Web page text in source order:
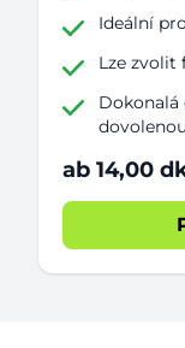
Ideální
Lze zvolit
Dokonalá
dovolenou
ab 14,00